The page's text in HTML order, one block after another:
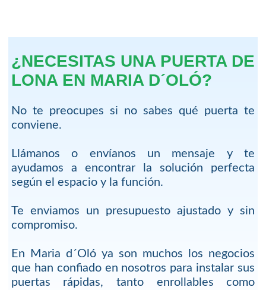
¿NECESITAS UNA PUERTA DE
LONA EN MARIA D´OLÓ?
No te preocupes si no sabes qué puerta te
conviene.
Llámanos o envíanos un mensaje y te
ayudamos a encontrar la solución perfecta
según el espacio y la función.
Te enviamos un presupuesto ajustado y sin
compromiso.
En Maria d´Oló ya son muchos los negocios
que han confiado en nosotros para instalar sus
puertas rápidas, tanto enrollables como